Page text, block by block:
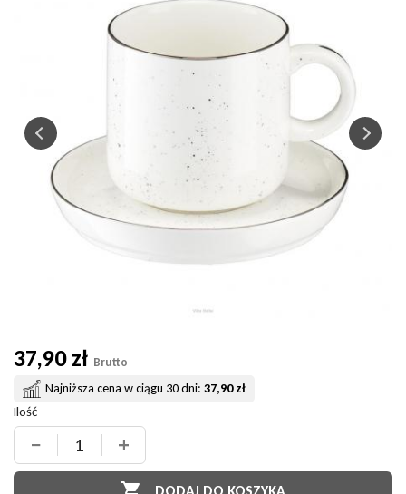
37,90 zł Brutto
Najniższa cena w ciągu 30 dni: 37,90 zł
Ilość
− +